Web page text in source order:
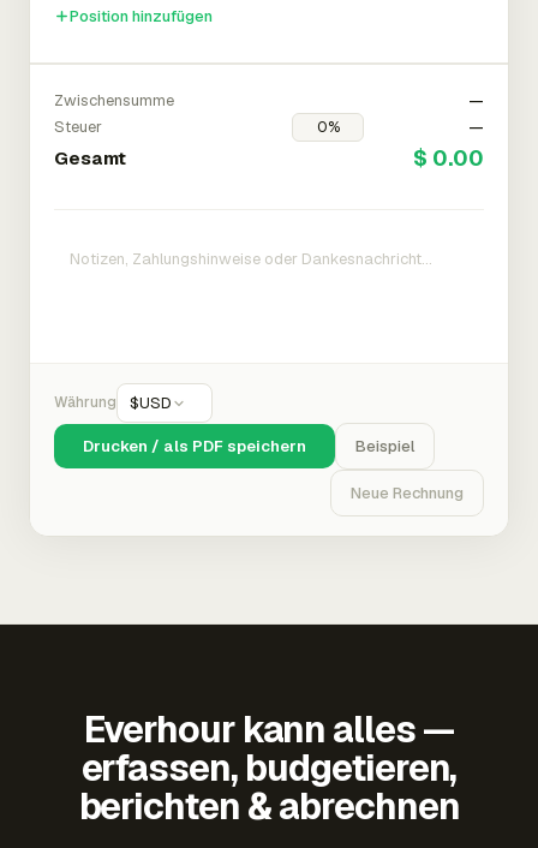
Position hinzufügen
Zwischensumme
—
Steuer
—
Gesamt $ 0.00
Währung $USD
Drucken / als PDF speichern Beispiel
Neue Rechnung
Everhour kann alles —
erfassen, budgetieren,
berichten & abrechnen